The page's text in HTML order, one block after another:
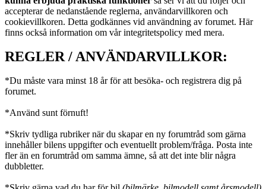
accepterar de nedanstående reglerna, användarvillkoren och
cookievillkoren. Detta godkännes vid användning av forumet. Här
finns också information om vår integritetspolicy med mera.
REGLER / ANVÄNDARVILLKOR:
*Du måste vara minst 18 år för att besöka- och registrera dig på
forumet.
*Använd sunt förnuft!
*Skriv tydliga rubriker när du skapar en ny forumtråd som gärna
innehåller bilens uppgifter och eventuellt problem/fråga. Posta inte
fler än en forumtråd om samma ämne, så att det inte blir några
dubbletter.